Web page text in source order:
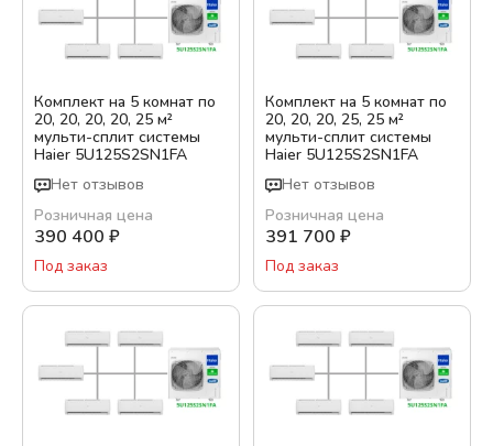
36
Обслуживаемая площадь, м²
Уровень шума внутреннего блока, дБ
Тихий сон / Ночной режим
Да
Комплект на 5 комнат по
20, 20, 20, 20, 25 м²
мульти-сплит системы
Haier 5U125S2SN1FA
Нет отзывов
Розничная цена
390 400 ₽
Под заказ
Комплект на 5 комнат по
20, 20, 20, 25, 25 м²
мульти-сплит системы
Haier 5U125S2SN1FA
Нет отзывов
Розничная цена
391 700 ₽
Под заказ